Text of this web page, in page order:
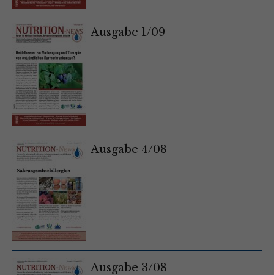
Ausgabe 1/09
Ausgabe 4/08
Ausgabe 3/08